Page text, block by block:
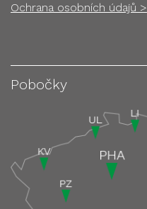
Ochrana osobních údajů >
Pobočky